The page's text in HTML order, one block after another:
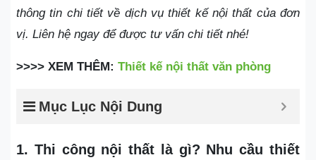
thông tin chi tiết về dịch vụ thiết kế nội thất của đơn
vị. Liên hệ ngay để được tư vấn chi tiết nhé!
>>>> XEM THÊM: Thiết kế nội thất văn phòng
Mục Lục Nội Dung
1. Thi công nội thất là gì? Nhu cầu thiết